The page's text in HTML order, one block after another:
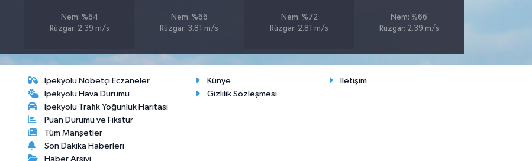
Nem: %64
Rüzgar: 2.39 m/s
Nem: %66
Rüzgar: 3.81 m/s
Nem: %72
Rüzgar: 2.81 m/s
Nem: %66
Rüzgar: 2.39 m/s
İpekyolu Nöbetçi Eczaneler
İpekyolu Hava Durumu
İpekyolu Trafik Yoğunluk Haritası
Puan Durumu ve Fikstür
Tüm Manşetler
Son Dakika Haberleri
Haber Arşivi
Künye
İletişim
Gizlilik Sözleşmesi